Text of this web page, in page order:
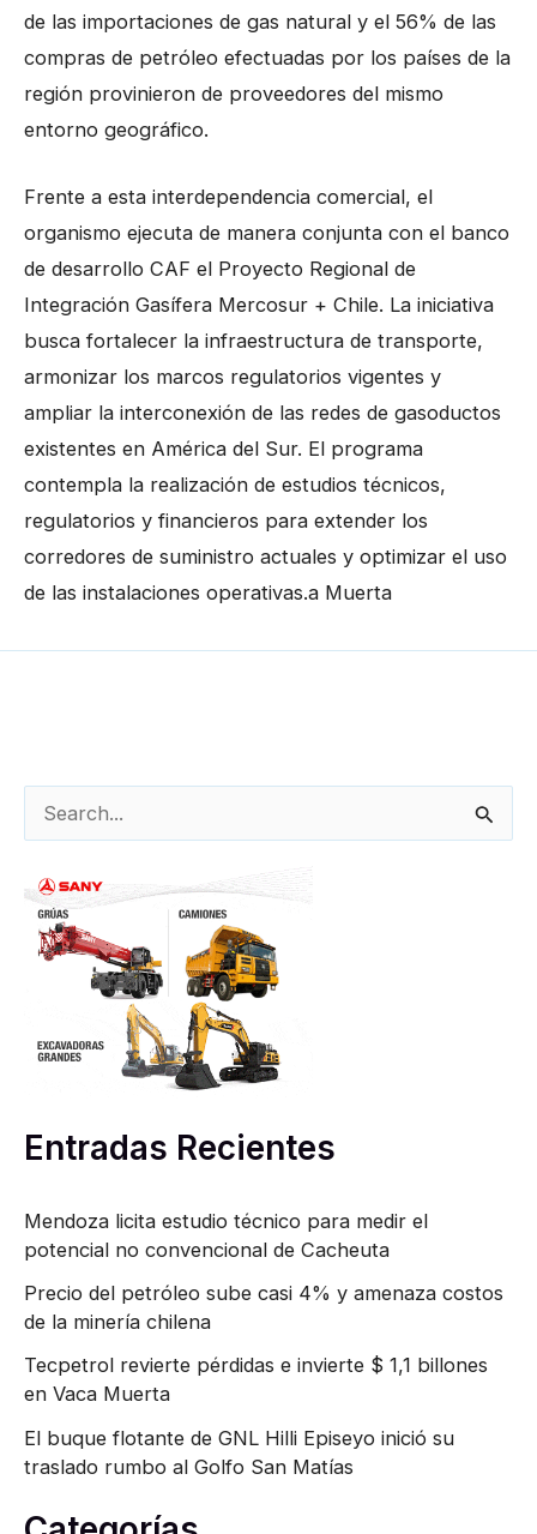
de las importaciones de gas natural y el 56% de las
compras de petróleo efectuadas por los países de la
región provinieron de proveedores del mismo
entorno geográfico.
Frente a esta interdependencia comercial, el
organismo ejecuta de manera conjunta con el banco
de desarrollo CAF el Proyecto Regional de
Integración Gasífera Mercosur + Chile. La iniciativa
busca fortalecer la infraestructura de transporte,
armonizar los marcos regulatorios vigentes y
ampliar la interconexión de las redes de gasoductos
existentes en América del Sur. El programa
contempla la realización de estudios técnicos,
regulatorios y financieros para extender los
corredores de suministro actuales y optimizar el uso
de las instalaciones operativas.a Muerta
u
Entradas Recientes
Mendoza licita estudio técnico para medir el
potencial no convencional de Cacheuta
Precio del petróleo sube casi 4% y amenaza costos
de la minería chilena
Tecpetrol revierte pérdidas e invierte $ 1,1 billones
en Vaca Muerta
El buque flotante de GNL Hilli Episeyo inició su
traslado rumbo al Golfo San Matías